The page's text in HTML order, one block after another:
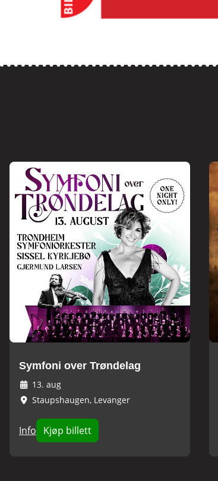
Symfoni over Trøndelag
13. aug
Staupshaugen, Levanger
Info Kjøp billett